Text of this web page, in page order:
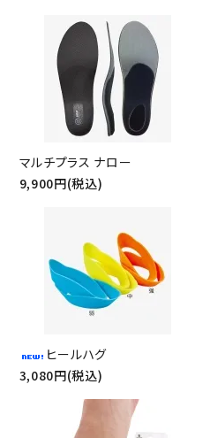
マルチプラス ナロー
9,900円(税込)
ヒールハグ
3,080円(税込)